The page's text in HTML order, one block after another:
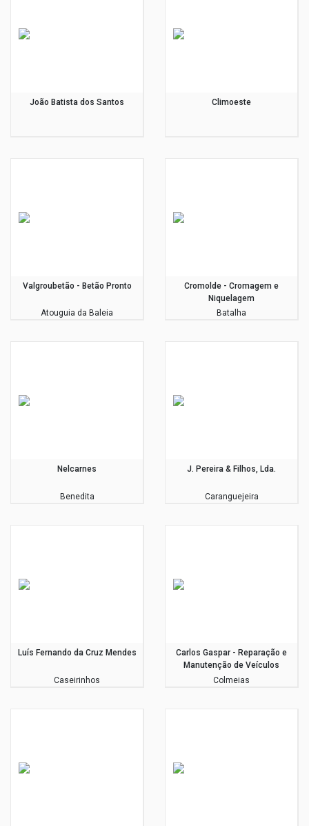
João Batista dos Santos Climoeste
Valgroubetão - Betão Pronto
Atouguia da Baleia
Cromolde - Cromagem e
Niquelagem
Batalha
Nelcarnes
Benedita
J. Pereira & Filhos, Lda.
Caranguejeira
Luís Fernando da Cruz Mendes
Caseirinhos
Carlos Gaspar - Reparação e
Manutenção de Veículos
Colmeias